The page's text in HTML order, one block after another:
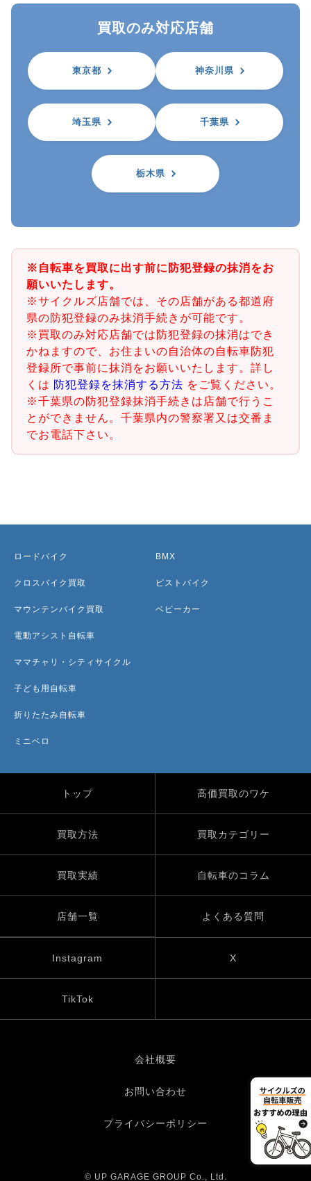
買取のみ対応店舗
東京都 神奈川県
埼玉県 千葉県
栃木県
※自転車を買取に出す前に防犯登録の抹消をお
願いいたします。
※サイクルズ店舗では、その店舗がある都道府
県の防犯登録のみ抹消手続きが可能です。
※買取のみ対応店舗では防犯登録の抹消はでき
かねますので、お住まいの自治体の自転車防犯
登録所で事前に抹消をお願いいたします。詳し
くは 防犯登録を抹消する方法 をご覧ください。
※千葉県の防犯登録抹消手続きは店舗で行うこ
とができません。千葉県内の警察署又は交番ま
でお電話下さい。
ロードバイク
クロスバイク買取
マウンテンバイク買取
電動アシスト自転車
ママチャリ・シティサイクル
子ども用自転車
折りたたみ自転車
ミニベロ
BMX
ピストバイク
ベビーカー
トップ 高価買取のワケ
買取方法 買取カテゴリー
買取実績 自転車のコラム
店舗一覧 よくある質問
Instagram X
TikTok
会社概要
お問い合わせ
プライバシーポリシー
© UP GARAGE GROUP Co., Ltd.